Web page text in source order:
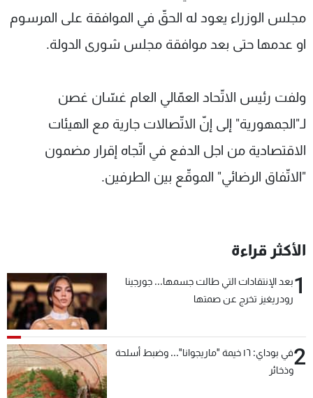
مجلس الوزراء يعود له الحقّ في الموافقة على المرسوم
او عدمها حتى بعد موافقة مجلس شورى الدولة.
ولفت رئيس الاتّحاد العمّالي العام غسّان غصن
لـ"الجمهورية" إلى إنّ الاتّصالات جارية مع الهيئات
الاقتصادية من اجل الدفع في اتّجاه إقرار مضمون
"الاتّفاق الرضائي" الموقّع بين الطرفين.
الأكثر قراءة
1بعد الإنتقادات التي طالت جسمها... جورجينا
رودريغيز تخرج عن صمتها
2
في بوداي: ١٦ خيمة "ماريجوانا"... وضبط أسلحة
وذخائر